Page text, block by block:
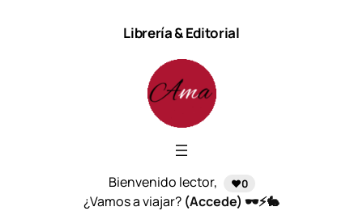
Librería & Editorial
Bienvenido lector, ❤️0
¿Vamos a viajar? (Accede) 🕶️⚡🐇